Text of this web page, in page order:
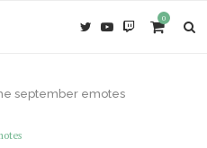
0
september emotes